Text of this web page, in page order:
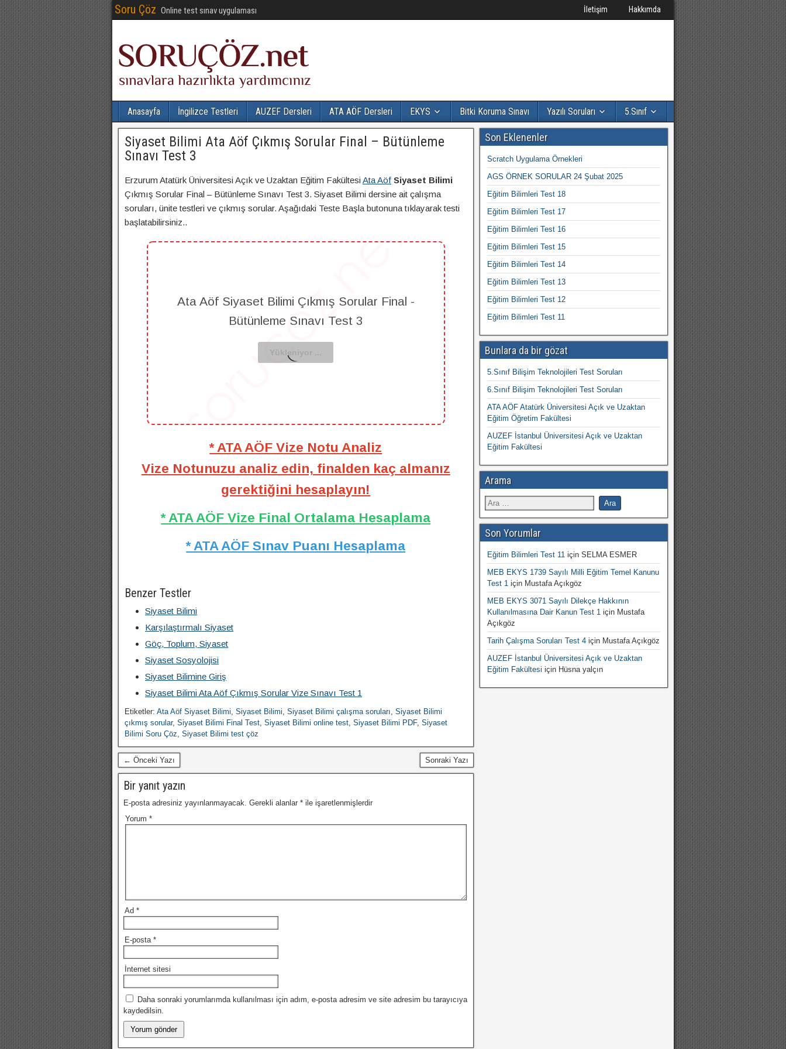
Soru Çöz Online test sınav uygulaması İletişim Hakkımda
Anasayfa İngilizce Testleri AUZEF Dersleri ATA AÖF Dersleri EKYS Bitki Koruma Sınavı Yazılı Soruları 5.Sınıf
Siyaset Bilimi Ata Aöf Çıkmış Sorular Final – Bütünleme
Sınavı Test 3
Erzurum Atatürk Üniversitesi Açık ve Uzaktan Eğitim Fakültesi Ata Aöf Siyaset Bilimi
Çıkmış Sorular Final – Bütünleme Sınavı Test 3. Siyaset Bilimi dersine ait çalışma
soruları, ünite testleri ve çıkmış sorular. Aşağıdaki Teste Başla butonuna tıklayarak testi
başlatabilirsiniz..
Ata Aöf Siyaset Bilimi Çıkmış Sorular Final -
Bütünleme Sınavı Test 3
* ATA AÖF Vize Notu Analiz
Vize Notunuzu analiz edin, finalden kaç almanız
gerektiğini hesaplayın!
* ATA AÖF Vize Final Ortalama Hesaplama
* ATA AÖF Sınav Puanı Hesaplama
Benzer Testler
Siyaset Bilimi
Karşılaştırmalı Siyaset
Göç, Toplum, Siyaset
Siyaset Sosyolojisi
Siyaset Bilimine Giriş
Siyaset Bilimi Ata Aöf Çıkmış Sorular Vize Sınavı Test 1
Etiketler: Ata Aöf Siyaset Bilimi, Siyaset Bilimi, Siyaset Bilimi çalışma soruları, Siyaset Bilimi
çıkmış sorular, Siyaset Bilimi Final Test, Siyaset Bilimi online test, Siyaset Bilimi PDF, Siyaset
Bilimi Soru Çöz, Siyaset Bilimi test çöz
← Önceki Yazı Sonraki Yazı
Bir yanıt yazın
E-posta adresiniz yayınlanmayacak. Gerekli alanlar * ile işaretlenmişlerdir
Yorum *
Ad *
E-posta *
İnternet sitesi
Daha sonraki yorumlarımda kullanılması için adım, e-posta adresim ve site adresim bu tarayıcıya
kaydedilsin.
Son Eklenenler
Scratch Uygulama Örnekleri
AGS ÖRNEK SORULAR 24 Şubat 2025
Eğitim Bilimleri Test 18
Eğitim Bilimleri Test 17
Eğitim Bilimleri Test 16
Eğitim Bilimleri Test 15
Eğitim Bilimleri Test 14
Eğitim Bilimleri Test 13
Eğitim Bilimleri Test 12
Eğitim Bilimleri Test 11
Bunlara da bir gözat
5.Sınıf Bilişim Teknolojileri Test Soruları
6.Sınıf Bilişim Teknolojileri Test Soruları
ATA AÖF Atatürk Üniversitesi Açık ve Uzaktan
Eğitim Öğretim Fakültesi
AUZEF İstanbul Üniversitesi Açık ve Uzaktan
Eğitim Fakültesi
Arama
Son Yorumlar
Eğitim Bilimleri Test 11için SELMA ESMER
MEB EKYS 1739 Sayılı Milli Eğitim Temel Kanunu
Test 1için Mustafa Açıkgöz
MEB EKYS 3071 Sayılı Dilekçe Hakkının
Kullanılmasına Dair Kanun Test 1için Mustafa
Açıkgöz
Tarih Çalışma Soruları Test 4için Mustafa Açıkgöz
AUZEF İstanbul Üniversitesi Açık ve Uzaktan
Eğitim Fakültesi için Hüsna yalçın